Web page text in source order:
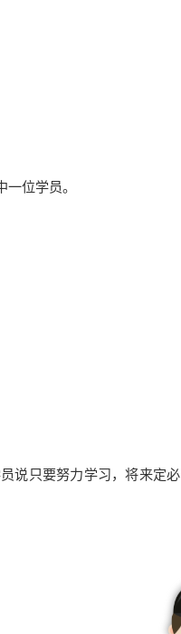
位学员。
说只要努力学习，将来定必